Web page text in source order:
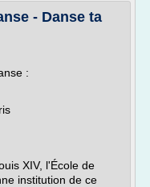
- Danse ta
:
XIV, l'École de
institution de ce